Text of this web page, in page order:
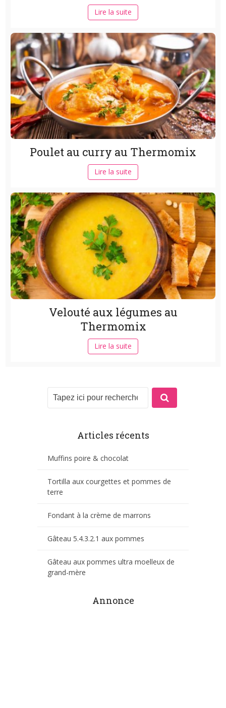
Lire la suite
Poulet au curry au Thermomix
Lire la suite
Velouté aux légumes au
Thermomix
Lire la suite
Articles récents
Muffins poire & chocolat
Tortilla aux courgettes et pommes de
terre
Fondant à la crème de marrons
Gâteau 5.4.3.2.1 aux pommes
Gâteau aux pommes ultra moelleux de
grand-mère
Annonce